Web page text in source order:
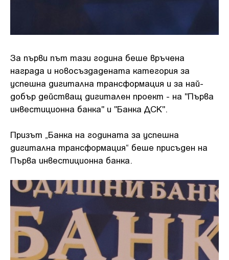
За първи път тази година беше връчена
награда и новосъздадената категория за
успешна дигитална трансформация и за най-
добър действащ дигитален проект - на "Първа
инвестиционна банка" и "Банка ДСК".
Призът „Банка на годината за успешна
дигитална трансформация“ беше присъден на
Първа инвестиционна банка.